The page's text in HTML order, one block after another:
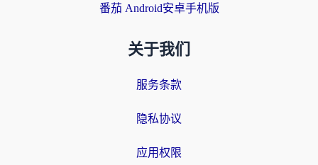
番茄 Android安卓手机版
关于我们
服务条款
隐私协议
应用权限